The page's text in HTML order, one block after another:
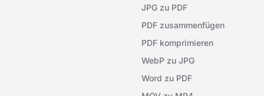
JPG zu PDF
PDF zusammenfügen
PDF komprimieren
WebP zu JPG
Word zu PDF